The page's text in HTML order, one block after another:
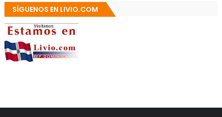
SÍGUENOS EN LIVIO.COM